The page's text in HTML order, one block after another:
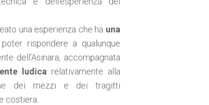
una esperienza che ha una
rispondere a qualunque
dell’Asinara, accompagnata
ludica relativamente alla
dei mezzi e dei tragitti
costiera.